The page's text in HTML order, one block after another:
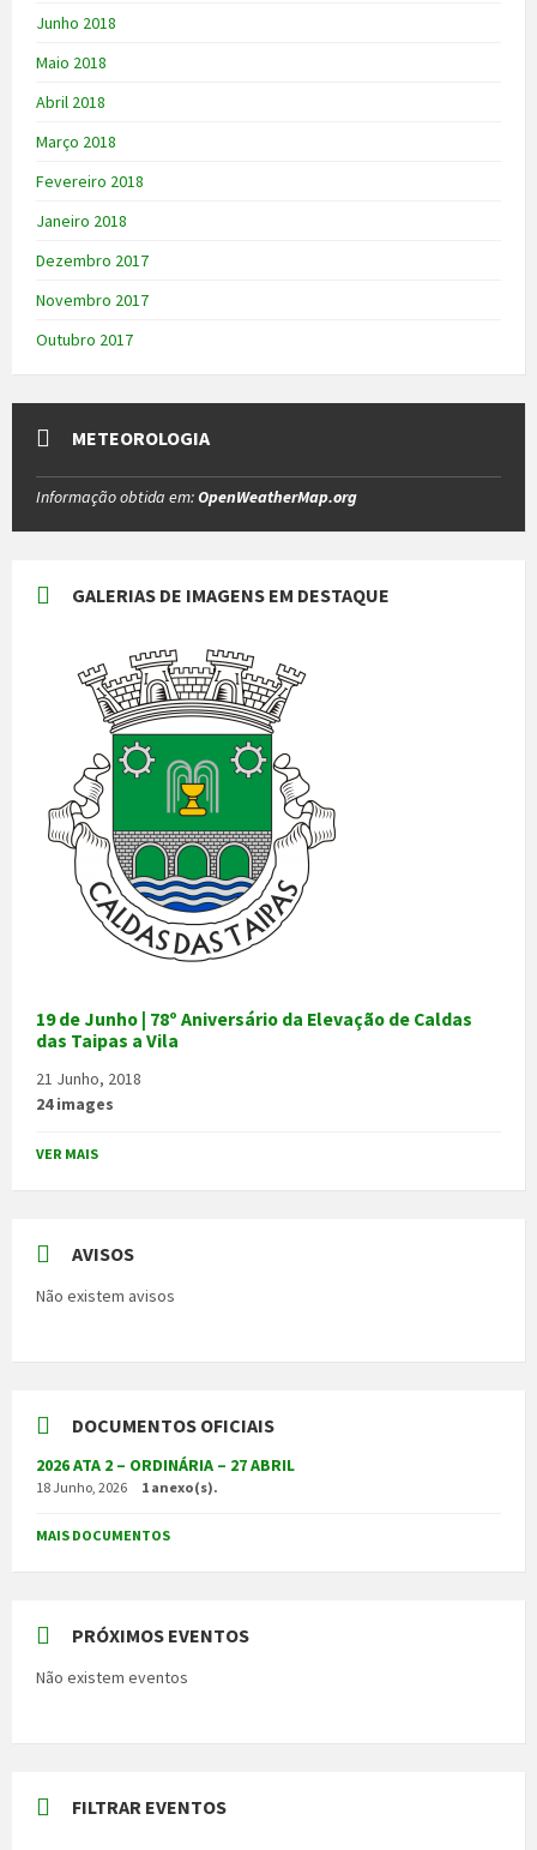
Junho 2018
Maio 2018
Abril 2018
Março 2018
Fevereiro 2018
Janeiro 2018
Dezembro 2017
Novembro 2017
Outubro 2017
METEOROLOGIA
Informação obtida em:OpenWeatherMap.org
GALERIAS DE IMAGENS EM DESTAQUE
19 de Junho | 78º Aniversário da Elevação de Caldas
das Taipas a Vila
21 Junho, 2018
24 images
VER MAIS
AVISOS
Não existem avisos
DOCUMENTOS OFICIAIS
2026 ATA 2 – ORDINÁRIA – 27 ABRIL
18 Junho, 2026 1 anexo(s).
MAIS DOCUMENTOS
PRÓXIMOS EVENTOS
Não existem eventos
FILTRAR EVENTOS